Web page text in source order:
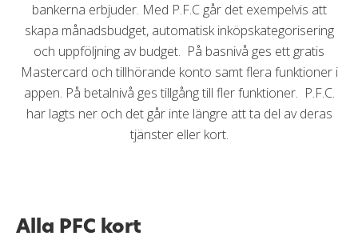
bankerna erbjuder. Med P.F.C går det exempelvis att
skapa månadsbudget, automatisk inköpskategorisering
och uppföljning av budget. På basnivå ges ett gratis
Mastercard och tillhörande konto samt flera funktioner i
appen. På betalnivå ges tillgång till fler funktioner. P.F.C.
har lagts ner och det går inte längre att ta del av deras
tjänster eller kort.
Alla PFC kort